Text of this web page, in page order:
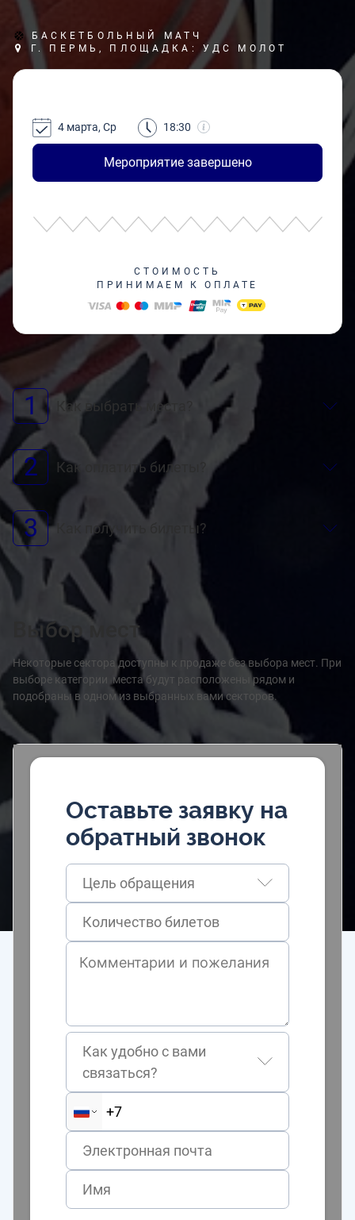
БАСКЕТБОЛЬНЫЙ МАТЧ
Г. ПЕРМЬ, ПЛОЩАДКА: УДС МОЛОТ
Мероприятие завершено
4 марта, Ср 18:30
СТОИМОСТЬ
ПРИНИМАЕМ К ОПЛАТЕ
1 Как выбрать места?
2 Как оплатить билеты?
3 Как получить билеты?
Выбор мест
Некоторые сектора доступны к продаже без выбора мест. При
выборе категории места будут расположены рядом и
подобраны в одном из выбранных вами секторов.
Оставьте заявку на
обратный звонок
Цель обращения
Как удобно с вами
связаться?